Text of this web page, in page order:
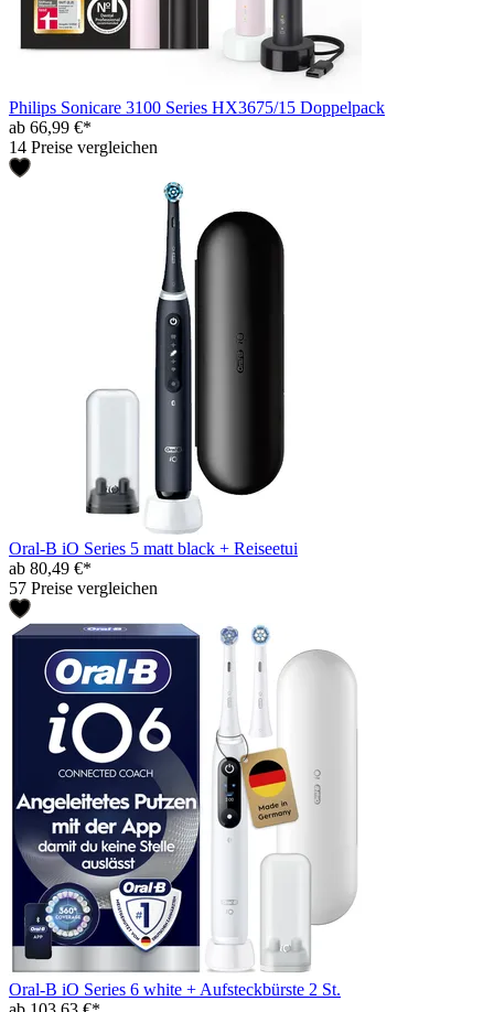
Philips Sonicare 3100 Series HX3675/15 Doppelpack
ab 66,99 €*
14 Preise vergleichen
Oral-B iO Series 5 matt black + Reiseetui
ab 80,49 €*
57 Preise vergleichen
Oral-B iO Series 6 white + Aufsteckbürste 2 St.